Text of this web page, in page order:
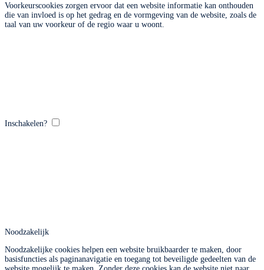
Voorkeurscookies zorgen ervoor dat een website informatie kan onthouden
die van invloed is op het gedrag en de vormgeving van de website, zoals de
taal van uw voorkeur of de regio waar u woont.
Inschakelen?
Noodzakelijk
Noodzakelijke cookies helpen een website bruikbaarder te maken, door
basisfuncties als paginanavigatie en toegang tot beveiligde gedeelten van de